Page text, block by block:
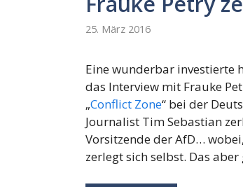
25. März 2016
Eine wunderbar investierte
das Interview mit Frauke
„Conflict Zone“ bei der
Journalist Tim Sebastian
Vorsitzende der AfD…
zerlegt sich selbst. Das